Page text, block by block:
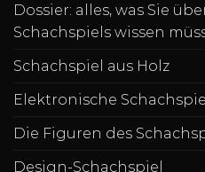
Dossier: alles, was Sie
Schachspiels wissen
Schachspiel aus Holz
Elektronische
Die Figuren des
Design-Schachspiel